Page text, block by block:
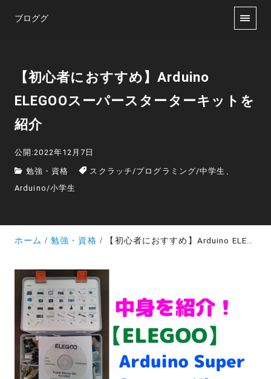
ブロググ
【初心者におすすめ】Arduino
ELEGOOスーパースターターキットを
紹介
公開:2022年12月7日
勉強・資格 スクラッチ /プログラミング/中学生、
Arduino /小学生
ホーム 勉強・資格 【初心者におすすめ】Arduino ELEGOOスーパースターターキットを紹介